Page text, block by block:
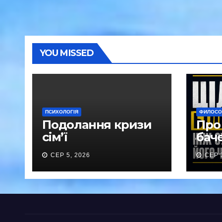
YOU MISSED
ПСИХОЛОГІЯ
Подолання кризи
сім’ї
СЕР 5, 2026
Про
СЕР